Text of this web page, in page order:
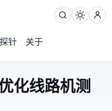
探针 关于
优化线路机 测